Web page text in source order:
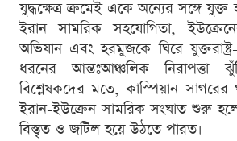
যুদ্ধক্ষেত্র ক্রমেই একে অন্যের সঙ্গে যুক্ত
ইরান সামরিক সহযোগিতা,
অভিযান এবং হরমুজকে ঘিরে
ধরনের আন্তঃআঞ্চলিক নিরাপত্তা
বিশ্লেষকদের মতে, কাস্পিয়ান
ইরান-ইউক্রেন সামরিক সংঘাত শুরু
বিস্তৃত ও জটিল হয়ে উঠতে পারত।